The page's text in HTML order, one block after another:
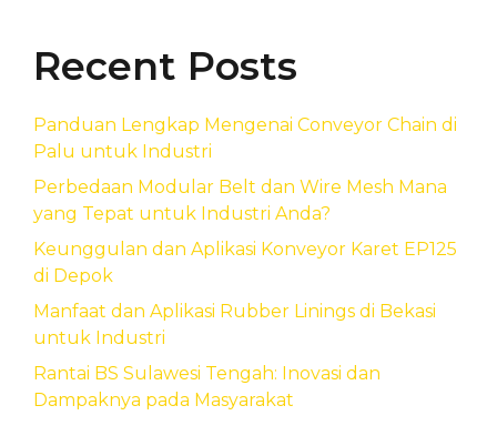
Recent Posts
Panduan Lengkap Mengenai Conveyor Chain di
Palu untuk Industri
Perbedaan Modular Belt dan Wire Mesh Mana
yang Tepat untuk Industri Anda?
Keunggulan dan Aplikasi Konveyor Karet EP125
di Depok
Manfaat dan Aplikasi Rubber Linings di Bekasi
untuk Industri
Rantai BS Sulawesi Tengah: Inovasi dan
Dampaknya pada Masyarakat